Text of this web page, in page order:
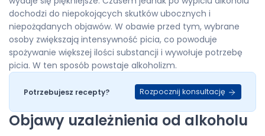
dochodzi do niepokojących skutków ubocznych i
niepożądanych objawów. W obawie przed tym, wybrane
osoby zwiększają intensywność picia, co powoduje
spożywanie większej ilości substancji i wywołuje potrzebę
picia. W ten sposób powstaje alkoholizm.
Potrzebujesz recepty? Rozpocznij konsultację
Objawy uzależnienia od alkoholu